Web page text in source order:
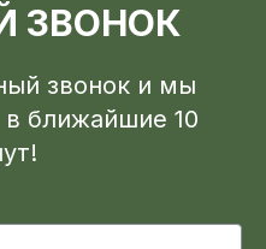
ЗВОНОК
звонок и мы
ближайшие 10